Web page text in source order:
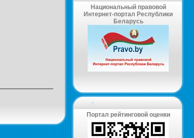
Национальный правовой
Интернет-портал Республики
Беларусь
-
Портал рейтинговой оценки